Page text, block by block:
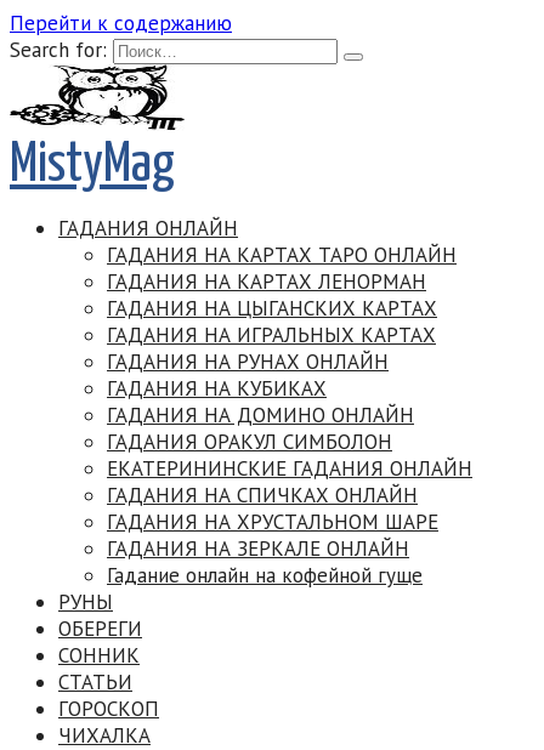
Перейти к содержанию
Search for:
MistyMag
ГАДАНИЯ ОНЛАЙН
ГАДАНИЯ НА КАРТАХ ТАРО ОНЛАЙН
ГАДАНИЯ НА КАРТАХ ЛЕНОРМАН
ГАДАНИЯ НА ЦЫГАНСКИХ КАРТАХ
ГАДАНИЯ НА ИГРАЛЬНЫХ КАРТАХ
ГАДАНИЯ НА РУНАХ ОНЛАЙН
ГАДАНИЯ НА КУБИКАХ
ГАДАНИЯ НА ДОМИНО ОНЛАЙН
ГАДАНИЯ ОРАКУЛ СИМБОЛОН
ЕКАТЕРИНИНСКИЕ ГАДАНИЯ ОНЛАЙН
ГАДАНИЯ НА СПИЧКАХ ОНЛАЙН
ГАДАНИЯ НА ХРУСТАЛЬНОМ ШАРЕ
ГАДАНИЯ НА ЗЕРКАЛЕ ОНЛАЙН
Гадание онлайн на кофейной гуще
РУНЫ
ОБЕРЕГИ
СОННИК
СТАТЬИ
ГОРОСКОП
ЧИХАЛКА